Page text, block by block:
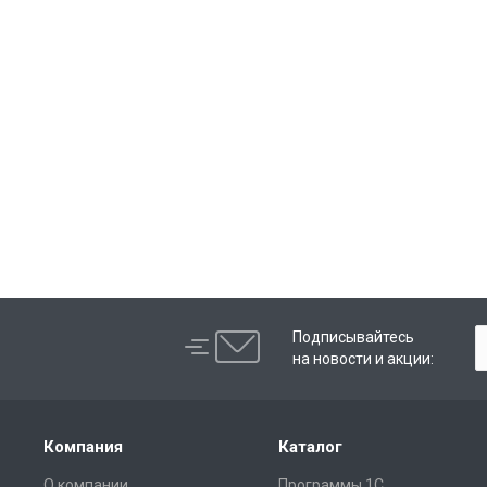
Подписывайтесь
на новости и акции:
Компания Каталог